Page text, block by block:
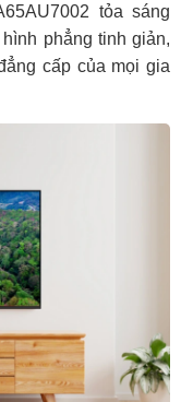
tỏa sáng
phẳng tinh giản,
cấp của mọi gia